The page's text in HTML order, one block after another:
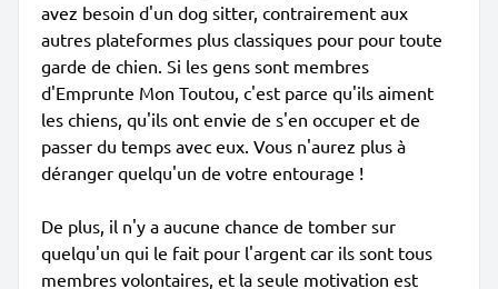
avez besoin d'un dog sitter, contrairement aux
autres plateformes plus classiques pour pour toute
garde de chien. Si les gens sont membres
d'Emprunte Mon Toutou, c'est parce qu'ils aiment
les chiens, qu'ils ont envie de s'en occuper et de
passer du temps avec eux. Vous n'aurez plus à
déranger quelqu'un de votre entourage !
De plus, il n'y a aucune chance de tomber sur
quelqu'un qui le fait pour l'argent car ils sont tous
membres volontaires, et la seule motivation est